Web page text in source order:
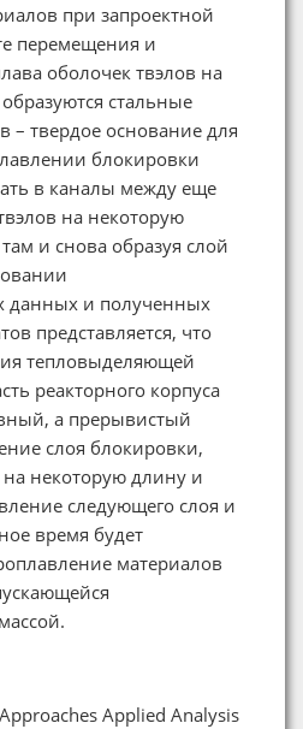
при запроектной
перемещения и
оболочек твэлов на
стальные
– твердое основание для
блокировки
в каналы между еще
на некоторую
и снова образуя слой
данных и полученных
представляется, что
тепловыделяющей
реакторного корпуса
а прерывистый
слоя блокировки,
на некоторую длину и
следующего слоя и
время будет
материалов
Applied Analysis